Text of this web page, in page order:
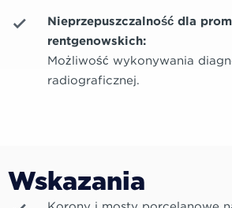
Nieprzepuszczalność dla
rentgenowskich:
Możliwość wykonywania
radiograficznej.
Wskazania